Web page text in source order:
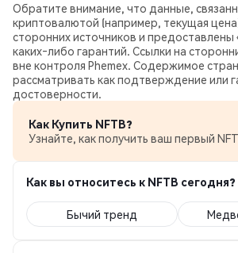
Обратите внимание, что данные,
криптовалютой (например, текущая
сторонних источников и предоставлены
каких‑либо гарантий. Ссылки на
вне контроля Phemex. Содержимое
рассматривать как подтверждение или
достоверности.
Как Купить NFTB?
Узнайте, как получить ваш первый
Как вы относитесь к NFTB сегодня?
Бычий тренд